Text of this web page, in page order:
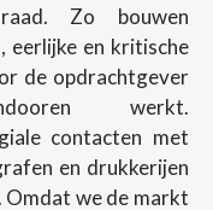
Zo bouwen
eerlijke en kritische
de opdrachtgever
werkt.
contacten met
en drukkerijen
Omdat we de markt